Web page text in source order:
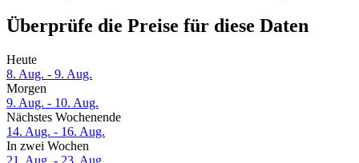
Überprüfe die Preise für diese Daten
Heute
8. Aug. - 9. Aug.
Morgen
9. Aug. - 10. Aug.
Nächstes Wochenende
14. Aug. - 16. Aug.
In zwei Wochen